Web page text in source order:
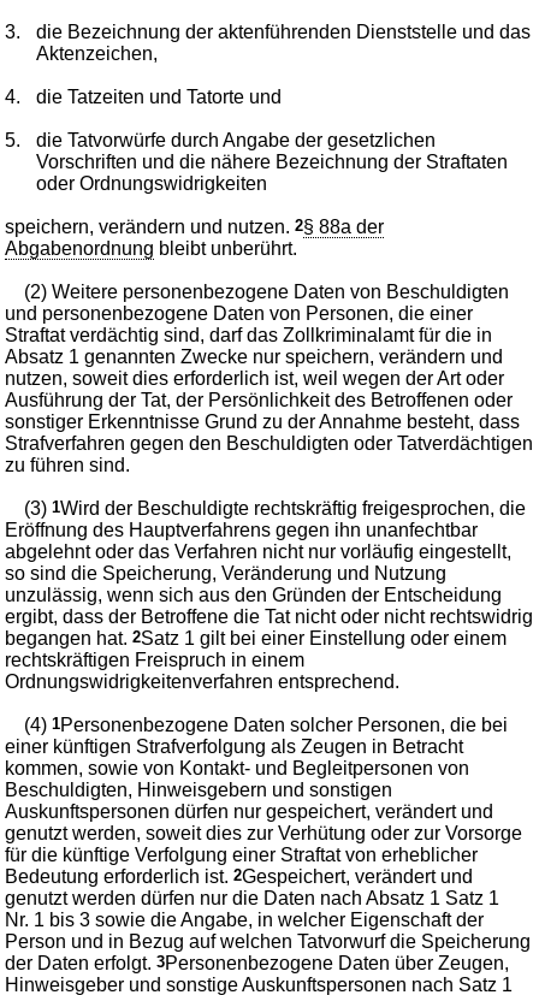
3.
die Bezeichnung der aktenführenden Dienststelle und das
Aktenzeichen,
4. die Tatzeiten und Tatorte und
5.
die Tatvorwürfe durch Angabe der gesetzlichen
Vorschriften und die nähere Bezeichnung der Straftaten
oder Ordnungswidrigkeiten
speichern, verändern und nutzen.2§ 88a der
Abgabenordnung bleibt unberührt.
(2) Weitere personenbezogene Daten von Beschuldigten
und personenbezogene Daten von Personen, die einer
Straftat verdächtig sind, darf das Zollkriminalamt für die in
Absatz 1 genannten Zwecke nur speichern, verändern und
nutzen, soweit dies erforderlich ist, weil wegen der Art oder
Ausführung der Tat, der Persönlichkeit des Betroffenen oder
sonstiger Erkenntnisse Grund zu der Annahme besteht, dass
Strafverfahren gegen den Beschuldigten oder Tatverdächtigen
zu führen sind.
(3)1Wird der Beschuldigte rechtskräftig freigesprochen, die
Eröffnung des Hauptverfahrens gegen ihn unanfechtbar
abgelehnt oder das Verfahren nicht nur vorläufig eingestellt,
so sind die Speicherung, Veränderung und Nutzung
unzulässig, wenn sich aus den Gründen der Entscheidung
ergibt, dass der Betroffene die Tat nicht oder nicht rechtswidrig
begangen hat.2Satz 1 gilt bei einer Einstellung oder einem
rechtskräftigen Freispruch in einem
Ordnungswidrigkeitenverfahren entsprechend.
(4)1Personenbezogene Daten solcher Personen, die bei
einer künftigen Strafverfolgung als Zeugen in Betracht
kommen, sowie von Kontakt- und Begleitpersonen von
Beschuldigten, Hinweisgebern und sonstigen
Auskunftspersonen dürfen nur gespeichert, verändert und
genutzt werden, soweit dies zur Verhütung oder zur Vorsorge
für die künftige Verfolgung einer Straftat von erheblicher
Bedeutung erforderlich ist.2Gespeichert, verändert und
genutzt werden dürfen nur die Daten nach Absatz 1 Satz 1
Nr. 1 bis 3 sowie die Angabe, in welcher Eigenschaft der
Person und in Bezug auf welchen Tatvorwurf die Speicherung
der Daten erfolgt.3Personenbezogene Daten über Zeugen,
Hinweisgeber und sonstige Auskunftspersonen nach Satz 1